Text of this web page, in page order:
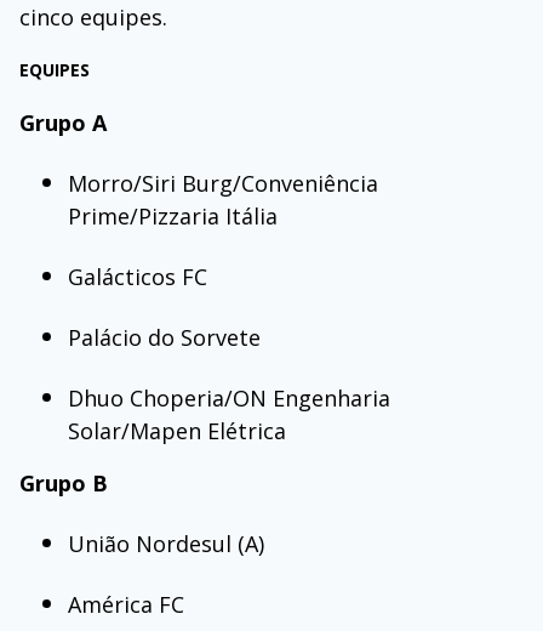
cinco equipes.
EQUIPES
Grupo A
Morro/Siri Burg/Conveniência
Prime/Pizzaria Itália
Galácticos FC
Palácio do Sorvete
Dhuo Choperia/ON Engenharia
Solar/Mapen Elétrica
Grupo B
União Nordesul (A)
América FC